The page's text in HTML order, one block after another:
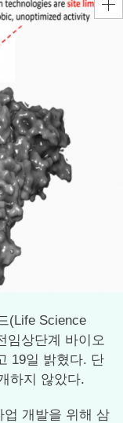
(Life Science
임상단계 바이오
19일 밝혔다. 단
하지 않았다.
업 개발을 위해 삼